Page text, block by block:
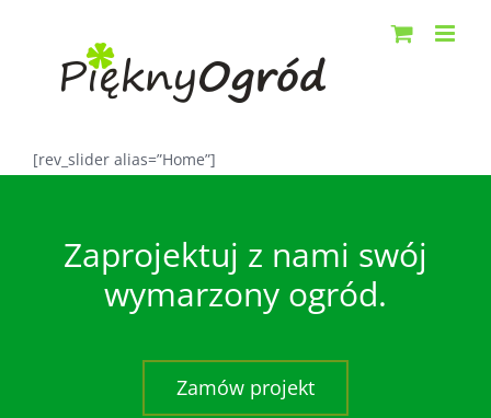
zawartości
[rev_slider alias=”Home”]
Zaprojektuj z nami swój
wymarzony ogród.
Zamów projekt